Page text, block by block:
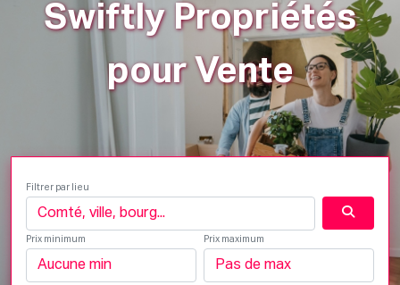
Swiftly Propriétés
pour Vente
Filtrer par lieu
Prix minimum Prix maximum